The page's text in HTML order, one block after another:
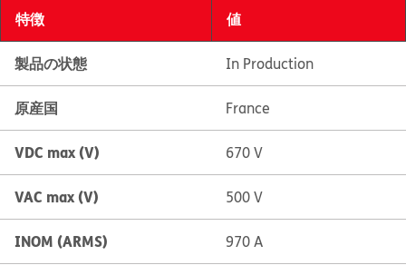
特徴 値
製品の状態 In Production
原産国 France
VDC max (V) 670 V
VAC max (V) 500 V
INOM (ARMS) 970 A